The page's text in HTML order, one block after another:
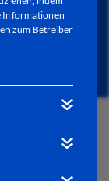
Informationen
zum Betreiber